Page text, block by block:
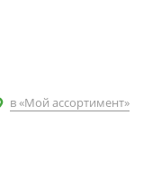
в «Мой ассортимент»